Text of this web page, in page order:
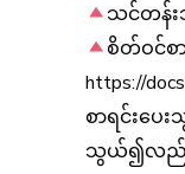
သင်တန်း
စိတ်ဝင်စ
https://
စာရင်းပေ
သွယ်၍လည်း